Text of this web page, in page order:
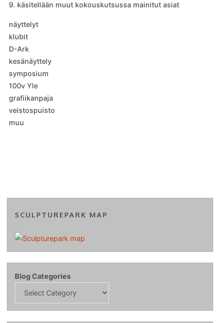
9. käsitellään muut kokouskutsussa mainitut asiat
näyttelyt
klubit
D-Ark
kesänäyttely
symposium
100v Yle
grafiikanpaja
veistospuisto
muu
SCULPTUREPARK MAP
Blog Categories